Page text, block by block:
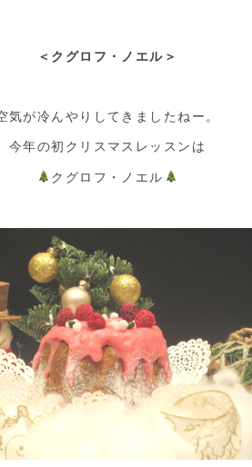
＜クグロフ・ノエル＞
気が冷んやりしてきましたねー。
今年の初クリスマスレッスンは
クグロフ・ノエル